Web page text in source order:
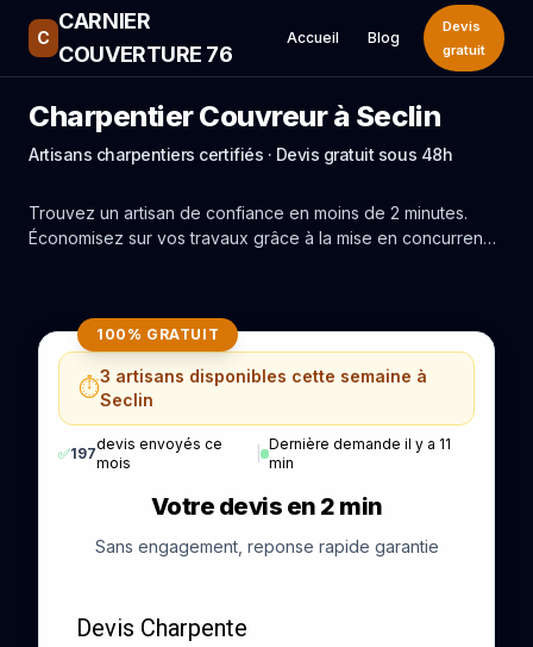
C
CARNIER
COUVERTURE 76
Accueil Blog
Devis
gratuit
Charpentier Couvreur à Seclin
Artisans charpentiers certifiés · Devis gratuit sous 48h
Trouvez un artisan de confiance en moins de 2 minutes.
Économisez sur vos travaux grâce à la mise en concurrence
100% GRATUIT
⏱️3 artisans disponibles cette semaine à
Seclin
✅197
devis envoyés ce
mois
Dernière demande il y a 11
min
Votre devis en 2 min
Sans engagement, reponse rapide garantie
Devis Charpente